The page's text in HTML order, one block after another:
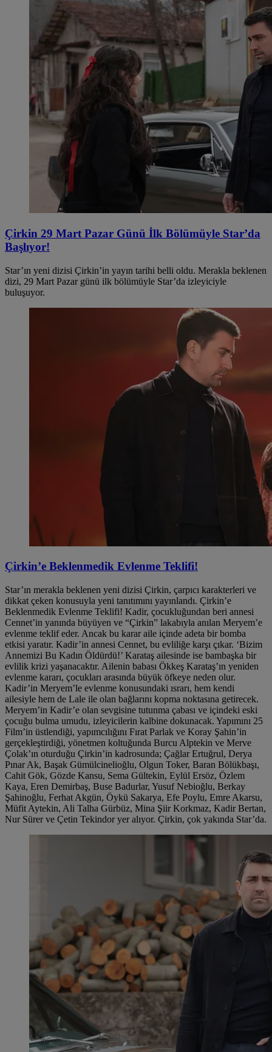
Çirkin 29 Mart Pazar Günü İlk Bölümüyle Star’da
Başlıyor!
Star’ın yeni dizisi Çirkin’in yayın tarihi belli oldu. Merakla beklenen
dizi, 29 Mart Pazar günü ilk bölümüyle Star’da izleyiciyle
buluşuyor.
Çirkin’e Beklenmedik Evlenme Teklifi!
Star’ın merakla beklenen yeni dizisi Çirkin, çarpıcı karakterleri ve
dikkat çeken konusuyla yeni tanıtımını yayınlandı. Çirkin’e
Beklenmedik Evlenme Teklifi! Kadir, çocukluğundan beri annesi
Cennet’in yanında büyüyen ve “Çirkin” lakabıyla anılan Meryem’e
evlenme teklif eder. Ancak bu karar aile içinde adeta bir bomba
etkisi yaratır. Kadir’in annesi Cennet, bu evliliğe karşı çıkar. ‘Bizim
Annemizi Bu Kadın Öldürdü!’ Karataş ailesinde ise bambaşka bir
evlilik krizi yaşanacaktır. Ailenin babası Ökkeş Karataş’ın yeniden
evlenme kararı, çocukları arasında büyük öfkeye neden olur.
Kadir’in Meryem’le evlenme konusundaki ısrarı, hem kendi
ailesiyle hem de Lale ile olan bağlarını kopma noktasına getirecek.
Meryem’in Kadir’e olan sevgisine tutunma çabası ve içindeki eski
çocuğu bulma umudu, izleyicilerin kalbine dokunacak. Yapımını 25
Film’in üstlendiği, yapımcılığını Fırat Parlak ve Koray Şahin’in
gerçekleştirdiği, yönetmen koltuğunda Burcu Alptekin ve Merve
Çolak’ın oturduğu Çirkin’in kadrosunda; Çağlar Ertuğrul, Derya
Pınar Ak, Başak Gümülcinelioğlu, Olgun Toker, Baran Bölükbaşı,
Cahit Gök, Gözde Kansu, Sema Gültekin, Eylül Ersöz, Özlem
Kaya, Eren Demirbaş, Buse Badurlar, Yusuf Nebioğlu, Berkay
Şahinoğlu, Ferhat Akgün, Öykü Sakarya, Efe Poylu, Emre Akarsu,
Müfit Aytekin, Ali Talha Gürbüz, Mina Şiir Korkmaz, Kadir Bertan,
Nur Sürer ve Çetin Tekindor yer alıyor. Çirkin, çok yakında Star’da.